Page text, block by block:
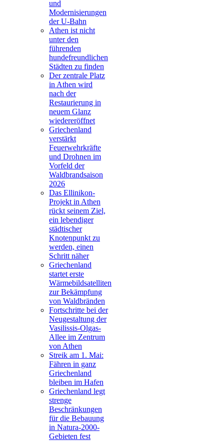
und
Modernisierungen
der U-Bahn
Athen ist nicht
unter den
führenden
hundefreundlichen
Städten zu finden
Der zentrale Platz
in Athen wird
nach der
Restaurierung in
neuem Glanz
wiedereröffnet
Griechenland
verstärkt
Feuerwehrkräfte
und Drohnen im
Vorfeld der
Waldbrandsaison
2026
Das Ellinikon-
Projekt in Athen
rückt seinem Ziel,
ein lebendiger
städtischer
Knotenpunkt zu
werden, einen
Schritt näher
Griechenland
startet erste
Wärmebildsatelliten
zur Bekämpfung
von Waldbränden
Fortschritte bei der
Neugestaltung der
Vasilissis-Olgas-
Allee im Zentrum
von Athen
Streik am 1. Mai:
Fähren in ganz
Griechenland
bleiben im Hafen
Griechenland legt
strenge
Beschränkungen
für die Bebauung
in Natura-2000-
Gebieten fest